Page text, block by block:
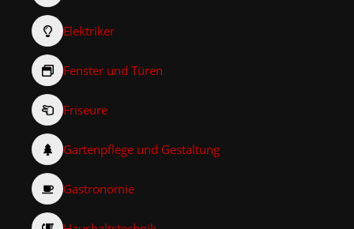
Elektriker
Fenster und Türen
Friseure
Gartenpflege und Gestaltung
Gastronomie